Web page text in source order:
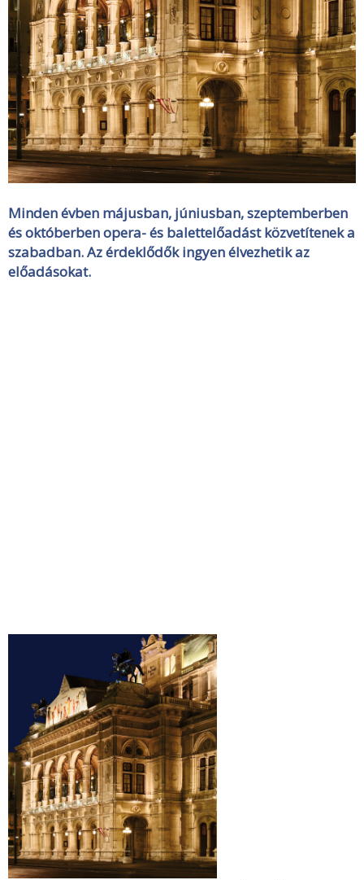
Minden évben májusban, júniusban, szeptemberben
és októberben opera- és balettelőadást közvetítenek a
szabadban. Az érdeklődők ingyen élvezhetik az
előadásokat.